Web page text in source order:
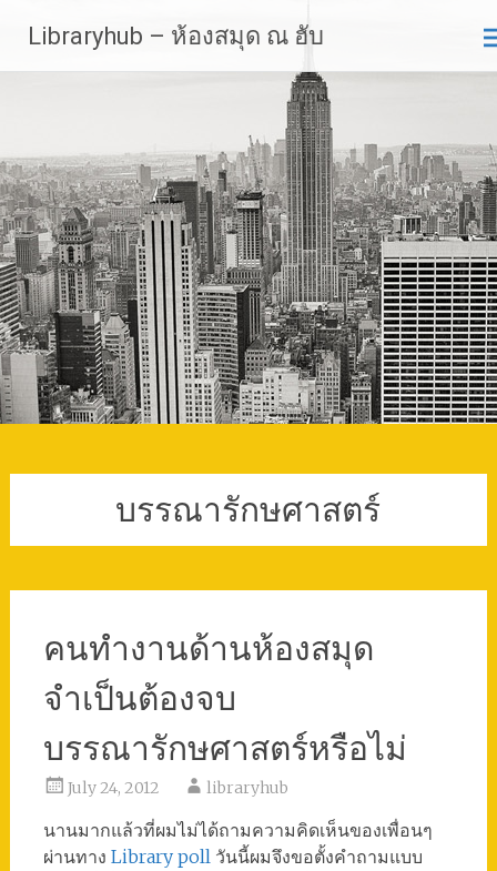
content
Libraryhub – ห้องสมุด ณ ฮับ
บรรณารักษศาสตร์
คนทำงานด้านห้องสมุด
จำเป็นต้องจบ
บรรณารักษศาสตร์หรือไม่
July 24, 2012 libraryhub
นานมากแล้วที่ผมไม่ได้ถามความคิดเห็นของเพื่อนๆ
ผ่านทาง Library poll วันนี้ผมจึงขอตั้งคำถามแบบ